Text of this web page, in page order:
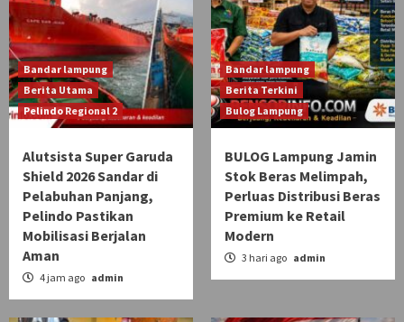
Bandar lampung
Berita Utama
Pelindo Regional 2
Alutsista Super Garuda
Shield 2026 Sandar di
Pelabuhan Panjang,
Pelindo Pastikan
Mobilisasi Berjalan
Aman
4 jam ago admin
Bandar lampung
Berita Terkini
Bulog Lampung
BULOG Lampung Jamin
Stok Beras Melimpah,
Perluas Distribusi Beras
Premium ke Retail
Modern
3 hari ago admin